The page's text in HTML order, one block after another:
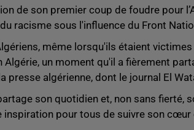
de son premier coup de foudre pour
racisme sous l'influence du Front
même lorsqu'ils étaient
un moment qu'il a fièrement
algérienne, dont le journal El
son quotidien et, non sans fierté,
pour tous de suivre son